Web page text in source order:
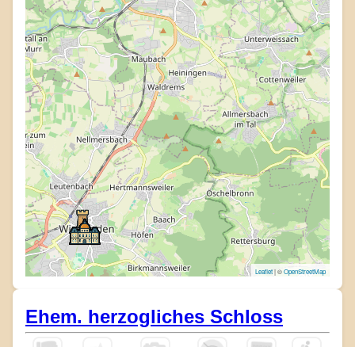
Leaflet| ©OpenStreetMap
Ehem. herzogliches Schloss